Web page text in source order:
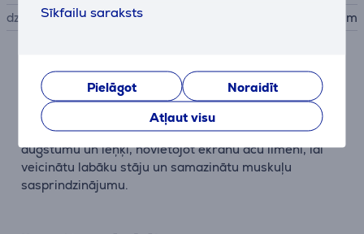
Sīkfailu saraksts
Pielāgot
Noraidīt
Atļaut visu
dziļums
3,4 cm
Apraksts
Uzlabo ergonomiku un komfortu
Divu savienojumu mehānisms ļauj viegli regulēt
augstumu un leņķi, novietojot ekrānu acu līmenī, lai
veicinātu labāku stāju un samazinātu muskuļu
sasprindzinājumu.